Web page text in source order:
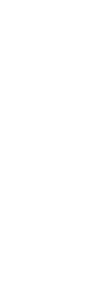
o Aprova